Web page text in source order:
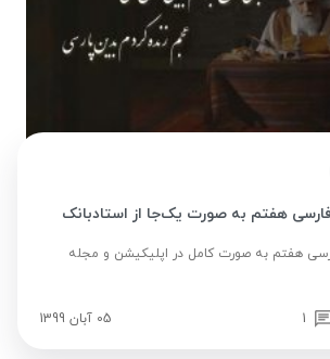
فارسی هفتم به صورت یک‌جا از استادبانک
هفتم به صورت کامل در اپلیکیشن و مجله
1 05 آبان 1399